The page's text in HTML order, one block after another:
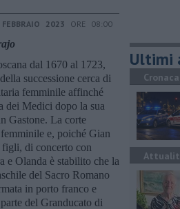
2023 ORE 08:00
dal 1670 al 1723,
successione cerca di
femminile affinché
dei Medici dopo la sua
Gastone. La corte
e, poiché Gian
figli, di concerto con
e Olanda è stabilito che la
del Sacro Romano
in porto franco e
del Granducato di
Ultimi
Cronaca